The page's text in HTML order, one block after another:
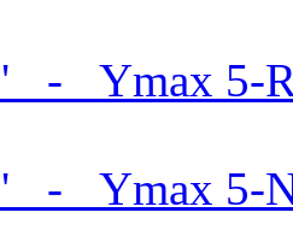
- Ymax 5-
- Ymax 5-